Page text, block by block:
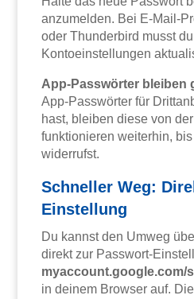
anzumelden. Bei E-Mail-
oder Thunderbird musst
Kontoeinstellungen
App-Passwörter bleiben
App-Passwörter für
hast, bleiben diese von
funktionieren weiterhin, bis
widerrufst.
Schneller Weg:
Einstellung
Du kannst den Umweg
direkt zur Passwort-
myaccount.google.com/
in deinem Browser auf.